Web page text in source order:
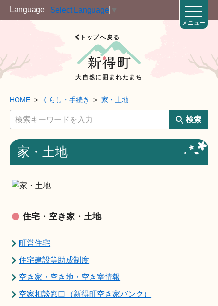
Language Select Language
トップへ戻る
大自然に囲まれたまち
メニュー
HOME くらし・手続き 家・土地
検索
家・土地
住宅・空き家・土地
町営住宅
住宅建設等助成制度
空き家・空き地・空き室情報
空家相談窓口（新得町空き家バンク）